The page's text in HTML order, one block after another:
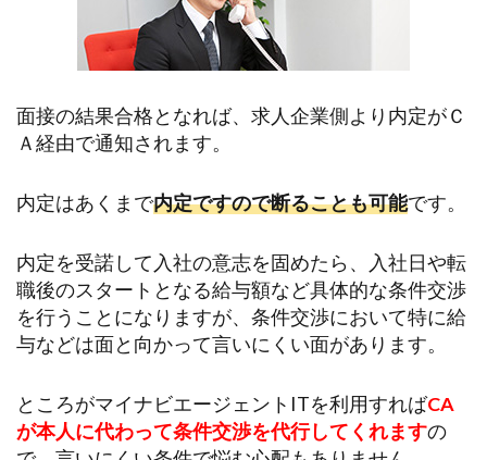
面接の結果合格となれば、求人企業側より内定がＣ
Ａ経由で通知されます。
内定はあくまで内定ですので断ることも可能です。
内定を受諾して入社の意志を固めたら、入社日や転
職後のスタートとなる給与額など具体的な条件交渉
を行うことになりますが、条件交渉において特に給
与などは面と向かって言いにくい面があります。
ところがマイナビエージェントITを利用すればCA
が本人に代わって条件交渉を代行してくれますの